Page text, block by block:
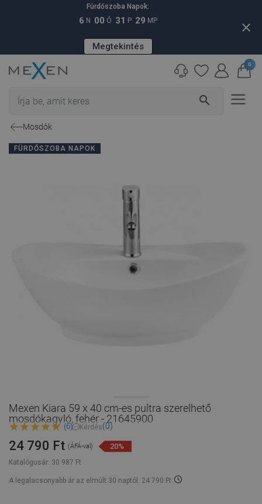
Fürdőszoba Napok:
6 N 00 Ó 31 P 28 MP
Megtekintés
close
search
0
Mosdók
FÜRDŐSZOBA NAPOK
Mexen Kiara 59 x 40 cm-es pultra szerelhető
mosdókagyló, fehér - 21645900
(6) Kérdés(0)
Katalógusár: 30 987 Ft
24 790 Ft (ÁFÁ-val) 20%
A legalacsonyabb ár az elmúlt 30 naptól: 24 790 Ft